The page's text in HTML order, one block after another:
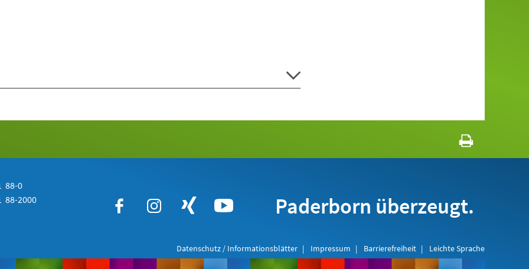
88-0
88-2000 Paderborn überzeugt.
Datenschutz / Informationsblätter Impressum Barrierefreiheit Leichte Sprache